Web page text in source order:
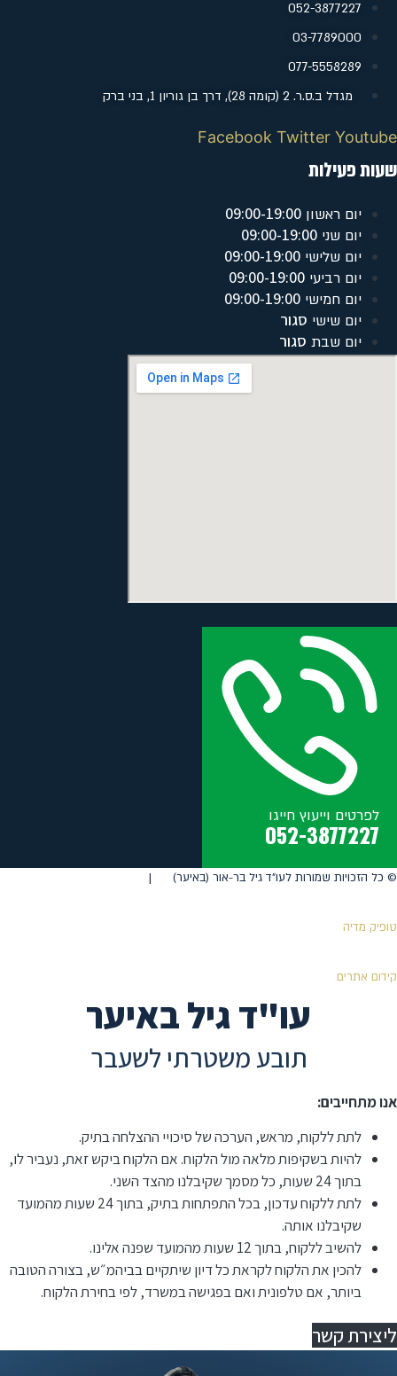
052-3877227
‭03-7789000
077-5558289
מגדל ב.ס.ר. 2 (קומה 28), דרך בן גוריון 1, בני ברק
Facebook Twitter Youtube
שעות פעילות
יום ראשון 09:00-19:00
יום שני 09:00-19:00
יום שלישי 09:00-19:00
יום רביעי 09:00-19:00
יום חמישי 09:00-19:00
יום שישי סגור
יום שבת סגור
לפרטים וייעוץ חייגו
052-3877227
©️ כל הזכויות שמורות לעו"ד גיל בר-אור (באיער) |
טופיק מדיה
קידום אתרים
עו"ד גיל באיער
תובע משטרתי לשעבר
אנו מתחייבים:
לתת ללקוח, מראש, הערכה של סיכויי ההצלחה בתיק.
להיות בשקיפות מלאה מול הלקוח. אם הלקוח ביקש זאת, נעביר לו,
בתוך 24 שעות, כל מסמך שקיבלנו מהצד השני.
לתת ללקוח עדכון, בכל התפתחות בתיק, בתוך 24 שעות מהמועד
שקיבלנו אותה.
להשיב ללקוח, בתוך 12 שעות מהמועד שפנה אלינו.
⁠להכין את הלקוח לקראת כל דיון שיתקיים בביהמ״ש, בצורה הטובה
ביותר, אם טלפונית ואם בפגישה במשרד, לפי בחירת הלקוח.
ליצירת קשר